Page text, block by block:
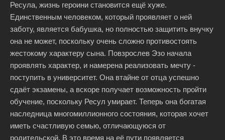
Ресула, жизнь героини становится ещё хуже.
Единственным человеком, который проявляет о ней
заботу, является бабушка, но полностью защитить внучку
она не может, поскольку очень сложно противостоять
жестокому характеру сына. Повзрослев Эзо начала
проявлять характер, и намерена реализовать мечту -
поступить в университет. Она втайне от отца успешно
сдаёт экзамены, а вскоре получает возможность пройти
обучение, поскольку Ресул умирает. Теперь она богатая
наследница многомиллионного состояния, которая хочет
иметь счастливую семью, отличающуюся от
родительской. В это время на её пути появляется